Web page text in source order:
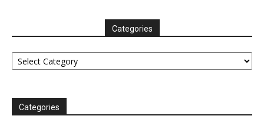
Categories
Categories
Categories